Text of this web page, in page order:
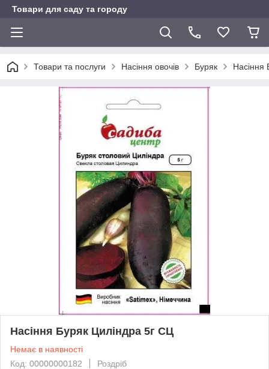
Товари для саду та городу
Товари та послуги Насіння овочів Буряк Насіння
Насіння Буряк Циліндра 5г СЦ
Немає в наявності
Код: 00000000182
Роздріб